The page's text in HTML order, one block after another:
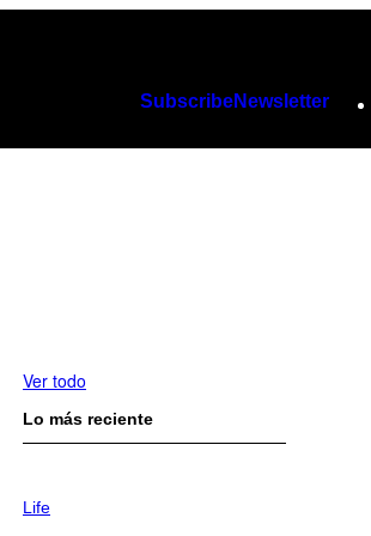
SubscribeNewsletter
Ver todo
Lo más reciente
MLife